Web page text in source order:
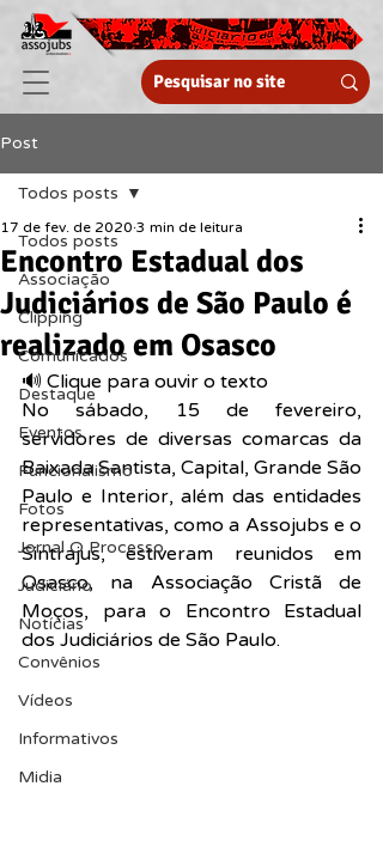
Post
Todos posts
Associação
Clipping
Comunicados
Destaque
Eventos
Funcionalismo
Fotos
Jornal O Processo
Judiciário
Notícias
Convênios
Vídeos
Informativos
Midia
Todos posts
Encontro Estadual dos
Judiciários de São Paulo é
realizado em Osasco
17 de fev. de 2020 3 min de leitura
🔊 Clique para ouvir o texto
No sábado, 15 de fevereiro,
servidores de diversas comarcas da
Baixada Santista, Capital, Grande São
Paulo e Interior, além das entidades
representativas, como a Assojubs e o
Sintrajus, estiveram reunidos em
Osasco, na Associação Cristã de
Moços, para o Encontro Estadual
dos Judiciários de São Paulo.